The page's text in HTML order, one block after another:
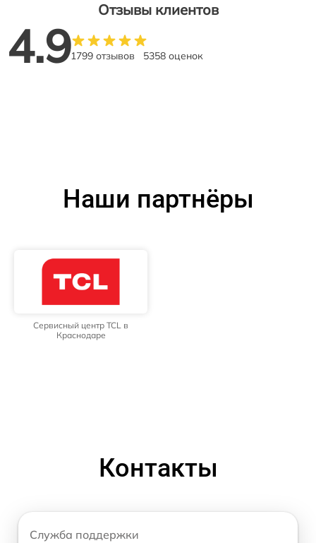
Отзывы клиентов
4.91799 отзывов 5358 оценок
Наши партнёры
Сервисный центр TCL в
Краснодаре
Контакты
Служба поддержки